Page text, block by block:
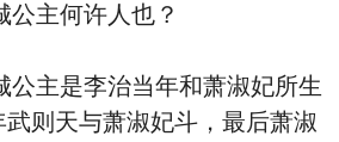
主何许人也？
主是李治当年和萧淑妃所生
则天与萧淑妃斗，最后萧淑